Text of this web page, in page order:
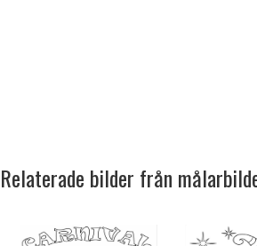
Relaterade bilder från